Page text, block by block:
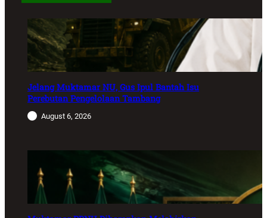
Jelang Muktamar NU, Gus Ipul Bantah Isu
Perebutan Pengelolaan Tambang
August 6, 2026